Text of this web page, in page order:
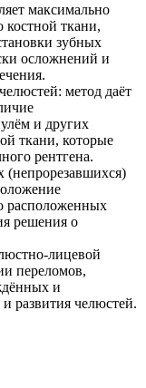
максимально
костной ткани,
зубных
осложнений и
метод даёт
и других
ткани, которые
рентгена.
(непрорезавшихся)
расположенных
решения о
лицевой
переломов,
и
развития челюстей.